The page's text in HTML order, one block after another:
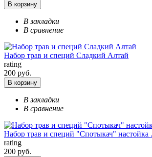
В корзину
В закладки
В сравнение
Набор трав и специй Сладкий Алтай
rating
200 руб.
В корзину
В закладки
В сравнение
Набор трав и специй "Спотыкач" настойка
rating
200 руб.